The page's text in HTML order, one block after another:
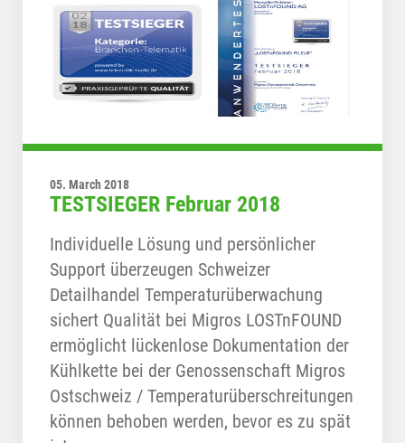
05. March 2018
TESTSIEGER Februar 2018
Individuelle Lösung und persönlicher
Support überzeugen Schweizer
Detailhandel Temperaturüberwachung
sichert Qualität bei Migros LOSTnFOUND
ermöglicht lückenlose Dokumentation der
Kühlkette bei der Genossenschaft Migros
Ostschweiz / Temperaturüberschreitungen
können behoben werden, bevor es zu spät